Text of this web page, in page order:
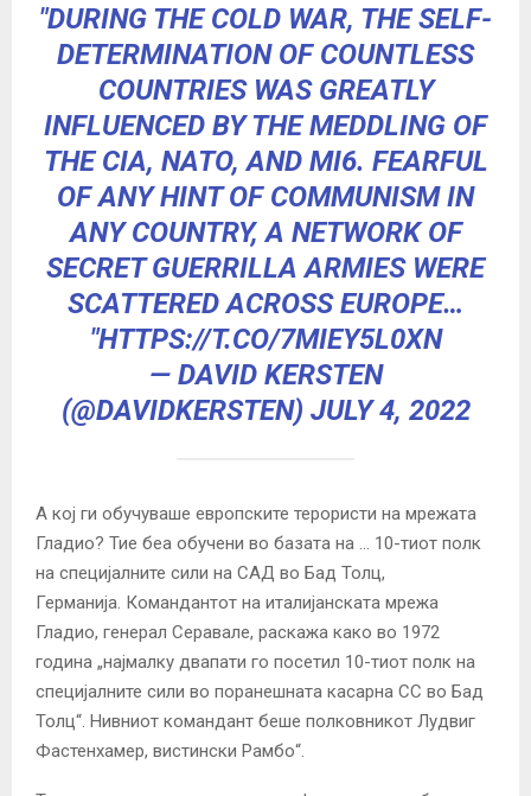
"DURING THE COLD WAR, THE SELF-
DETERMINATION OF COUNTLESS
COUNTRIES WAS GREATLY
INFLUENCED BY THE MEDDLING OF
THE CIA, NATO, AND MI6. FEARFUL
OF ANY HINT OF COMMUNISM IN
ANY COUNTRY, A NETWORK OF
SECRET GUERRILLA ARMIES WERE
SCATTERED ACROSS EUROPE…
"HTTPS://T.CO/7MIEY5L0XN
— DAVID KERSTEN
(@DAVIDKERSTEN) JULY 4, 2022
А кој ги обучуваше европските терористи на мрежата
Гладио? Тие беа обучени во базата на … 10-тиот полк
на специјалните сили на САД во Бад Толц,
Германија. Командантот на италијанската мрежа
Гладио, генерал Серавале, раскажа како во 1972
година „најмалку двапати го посетил 10-тиот полк на
специјалните сили во поранешната касарна СС во Бад
Толц“. Нивниот командант беше полковникот Лудвиг
Фастенхамер, вистински Рамбо“.